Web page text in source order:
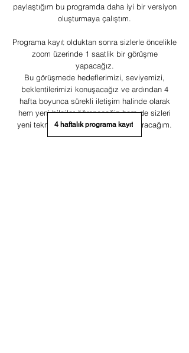
paylaştığım bu programda daha iyi bir versiyon
oluşturmaya çalıştım.
Programa kayıt olduktan sonra sizlerle öncelikle
zoom üzerinde 1 saatlik bir görüşme
yapacağız.
Bu görüşmede hedeflerimizi, seviyemizi,
beklentilerimizi konuşacağız ve ardından 4
hafta boyunca sürekli iletişim halinde olarak
hem yeni bilgiler öğreneceğiz hem de sizleri
yeni teknikler ve kaynaklar ile tanıştıracağım.
4 haftalık programa kayıt